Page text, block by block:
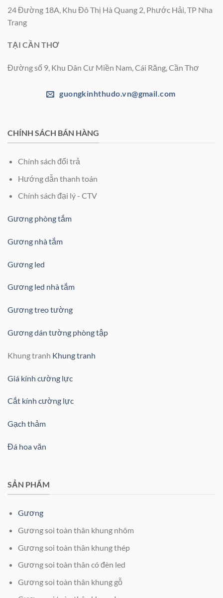
24 Đường 18A, Khu Đô Thị Hà Quang 2, Phước Hải, TP Nha
Trang
TẠI CẦN THƠ
Đường số 9, Khu Dân Cư Miền Nam, Cái Răng, Cần Thơ
guongkinhthudo.vn@gmail.com
CHÍNH SÁCH BÁN HÀNG
Chính sách đổi trả
Hướng dẫn thanh toán
Chính sách đại lý - CTV
Gương phòng tắm
Gương nhà tắm
Gương led
Gương led nhà tắm
Gương treo tường
Gương dán tường phòng tập
Khung tranh Khung tranh
Giá kính cường lực
Cắt kính cường lực
Gạch thảm
Đá hoa văn
SẢN PHẨM
Gương
Gương soi toàn thân khung nhôm
Gương soi toàn thân khung thép
Gương soi toàn thân có đèn led
Gương soi toàn thân khung gỗ